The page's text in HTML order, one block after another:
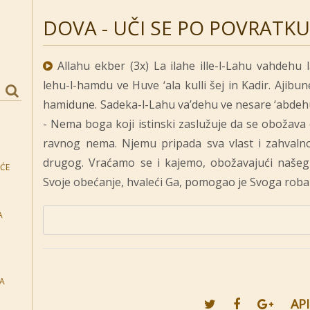
DOVA - UČI SE PO
Allahu ekber (3x) La ilahe ille-l-Lahu
lehu-l-hamdu ve Huve ‘ala kulli šej in Kadir.
hamidune. Sadeka-l-Lahu va’dehu ve nesare
- Nema boga koji istinski zaslužuje da se obožava
ravnog nema. Njemu pripada sva vlast i
drugog. Vraćamo se i kajemo, obožavajući
Svoje obećanje, hvaleći Ga, pomogao je Svoga
API